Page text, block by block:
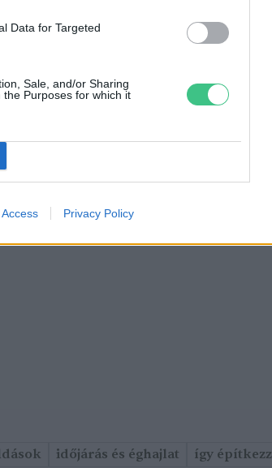
Data for Targeted
Sale, and/or Sharing
Purposes for which it
Privacy Policy
időjárás és éghajlat így építkezz